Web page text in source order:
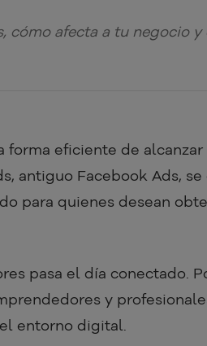
cómo afecta a tu negocio
forma eficiente de
antiguo Facebook Ads,
para quienes desean
pasa el día conectado.
y
entorno digital.